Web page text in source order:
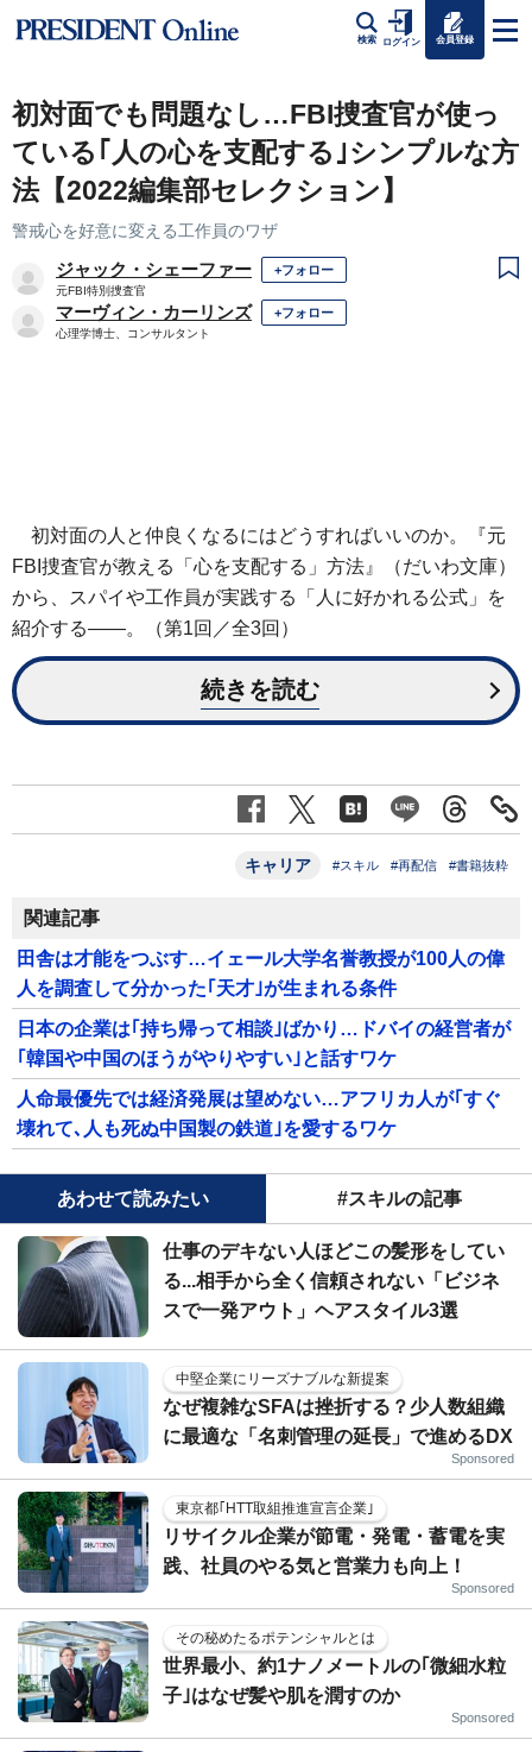
検索 ログイン 会員登録
初対面でも問題なし…FBI捜査官が使っ
ている｢人の心を支配する｣シンプルな方
法【2022編集部セレクション】
警戒心を好意に変える工作員のワザ
ジャック・シェーファー +フォロー
元FBI特別捜査官
マーヴィン・カーリンズ +フォロー
心理学博士、コンサルタント
初対面の人と仲良くなるにはどうすればいいのか。『元
FBI捜査官が教える「心を支配する」方法』（だいわ文庫）
から、スパイや工作員が実践する「人に好かれる公式」を
紹介する――。（第1回／全3回）
続きを読む
キャリア #スキル #再配信 #書籍抜粋
関連記事
田舎は才能をつぶす…イェール大学名誉教授が100人の偉
人を調査して分かった｢天才｣が生まれる条件
日本の企業は｢持ち帰って相談｣ばかり…ドバイの経営者が
｢韓国や中国のほうがやりやすい｣と話すワケ
人命最優先では経済発展は望めない…アフリカ人が｢すぐ
壊れて､人も死ぬ中国製の鉄道｣を愛するワケ
あわせて読みたい #スキルの記事
仕事のデキない人ほどこの髪形をしてい
る...相手から全く信頼されない「ビジネ
スで一発アウト」ヘアスタイル3選
中堅企業にリーズナブルな新提案
なぜ複雑なSFAは挫折する？少人数組織
に最適な「名刺管理の延長」で進めるDX
Sponsored
東京都｢HTT取組推進宣言企業｣
リサイクル企業が節電・発電・蓄電を実
践、社員のやる気と営業力も向上！
Sponsored
その秘めたるポテンシャルとは
世界最小、約1ナノメートルの｢微細水粒
子｣はなぜ髪や肌を潤すのか
Sponsored